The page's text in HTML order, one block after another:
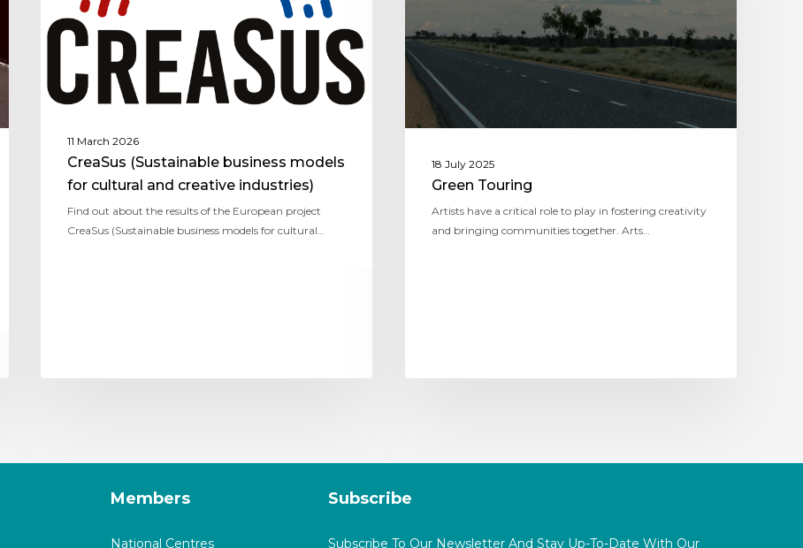
11 March 2026
CreaSus (Sustainable business models
for cultural and creative industries)
Find out about the results of the European project
CreaSus (Sustainable business models for cultural…
18 July 2025
Green Touring
Artists have a critical role to play in fostering creativity
and bringing communities together. Arts…
Members
National Centres
Subscribe
Subscribe To Our Newsletter And Stay Up-To-Date With Our